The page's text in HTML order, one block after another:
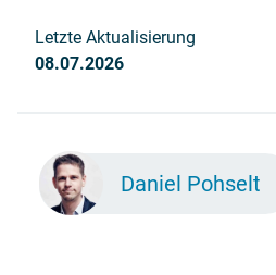
Letzte Aktualisierung
08.07.2026
Daniel Pohselt